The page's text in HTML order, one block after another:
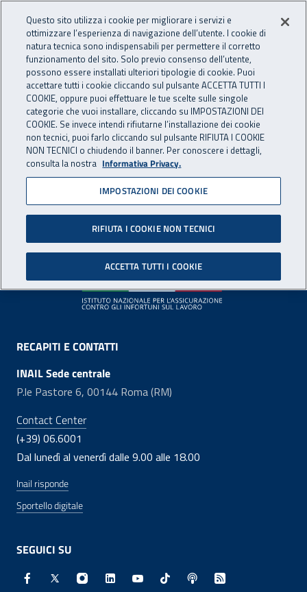
INAIL - Istituto Nazionale
Apri cerca
Navigazione principale
Pagina non disponibile
Il contenuto non è stato trovato. Per continuare la
navigazione è possibile ritornare alla
Footer
RECAPITI E CONTATTI
INAIL Sede centrale
P.le Pastore 6, 00144 Roma (RM)
Contact Center
(+39) 06.6001
Dal lunedì al venerdì dalle 9.00 alle 18.00
Inail risponde
Sportello digitale
SEGUICI SU
Facebook - Sito esterno - Apertura in nuova finestra
X - Sito esterno - Apertura in nuova finestra
Instagram - Sito esterno - Apertura in
Linkedin - Sito esterno - Apertura in
Youtube - Sito esterno -
TikTok - Sito esterno -
Spreaker - Sito
Feed RSS -
Questo sito utilizza i cookie per migliorare i servizi e
ottimizzare l’esperienza di navigazione dell’utente. I cookie di
natura tecnica sono indispensabili per permettere il corretto
funzionamento del sito. Solo previo consenso dell’utente,
possono essere installati ulteriori tipologie di cookie. Puoi
accettare tutti i cookie cliccando sul pulsante ACCETTA TUTTI I
COOKIE, oppure puoi effettuare le tue scelte sulle singole
categorie che vuoi installare, cliccando su IMPOSTAZIONI DEI
COOKIE. Se invece intendi rifiutarne l’installazione dei cookie
non tecnici, puoi farlo cliccando sul pulsante RIFIUTA I COOKIE
NON TECNICI o chiudendo il banner. Per conoscere i dettagli,
consulta la nostra Informativa Privacy.
IMPOSTAZIONI DEI COOKIE
RIFIUTA I COOKIE NON TECNICI
ACCETTA TUTTI I COOKIE